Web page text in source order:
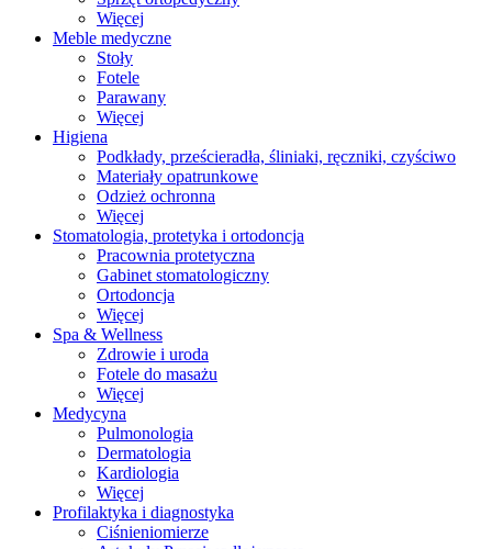
Więcej
Meble medyczne
Stoły
Fotele
Parawany
Więcej
Higiena
Podkłady, prześcieradła, śliniaki, ręczniki, czyściwo
Materiały opatrunkowe
Odzież ochronna
Więcej
Stomatologia, protetyka i ortodoncja
Pracownia protetyczna
Gabinet stomatologiczny
Ortodoncja
Więcej
Spa & Wellness
Zdrowie i uroda
Fotele do masażu
Więcej
Medycyna
Pulmonologia
Dermatologia
Kardiologia
Więcej
Profilaktyka i diagnostyka
Ciśnieniomierze